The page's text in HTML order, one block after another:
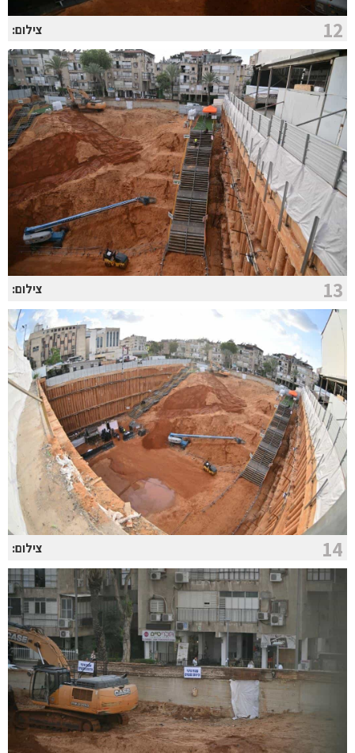
12 צילום:
13 צילום:
14 צילום: